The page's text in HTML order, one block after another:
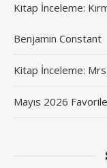
Kitap İnceleme:
Benjamin Constant
Kitap İnceleme:
Mayıs 2026